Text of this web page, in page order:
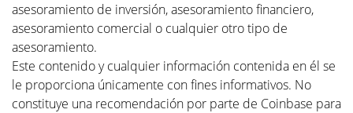
asesoramiento de inversión, asesoramiento financiero,
asesoramiento comercial o cualquier otro tipo de
asesoramiento.
Este contenido y cualquier información contenida en él se
le proporciona únicamente con fines informativos. No
constituye una recomendación por parte de Coinbase para